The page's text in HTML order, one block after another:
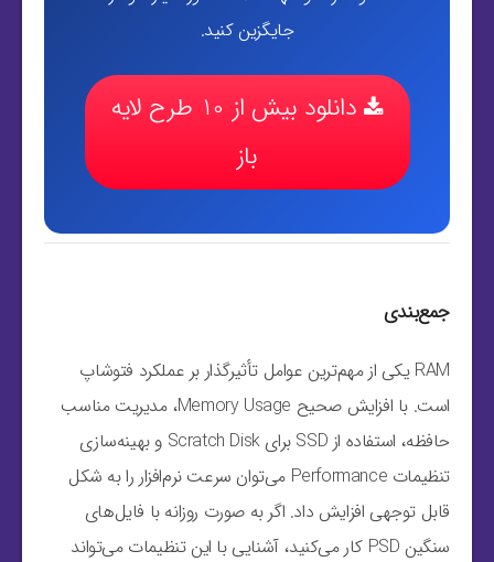
جایگزین کنید.
دانلود بیش از 10 طرح لایه
باز
جمع‌بندی
RAM یکی از مهم‌ترین عوامل تأثیرگذار بر عملکرد فتوشاپ
است. با افزایش صحیح Memory Usage، مدیریت مناسب
حافظه، استفاده از SSD برای Scratch Disk و بهینه‌سازی
تنظیمات Performance می‌توان سرعت نرم‌افزار را به شکل
قابل توجهی افزایش داد. اگر به صورت روزانه با فایل‌های
سنگین PSD کار می‌کنید، آشنایی با این تنظیمات می‌تواند